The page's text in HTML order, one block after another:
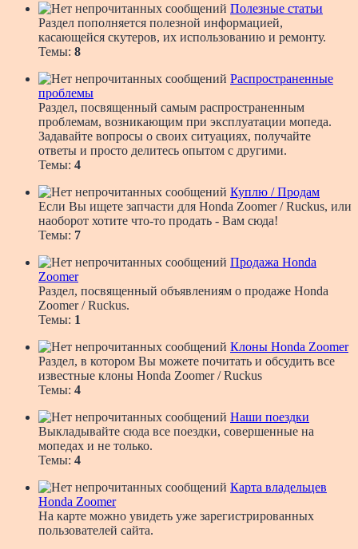
Полезные статьи
Раздел пополняется полезной информацией,
касающейся скутеров, их использованию и ремонту.
Темы: 8
Распространенные
проблемы
Раздел, посвященный самым распространенным
проблемам, возникающим при эксплуатации мопеда.
Задавайте вопросы о своих ситуациях, получайте
ответы и просто делитесь опытом с другими.
Темы: 4
Куплю / Продам
Если Вы ищете запчасти для Honda Zoomer / Ruckus, или
наоборот хотите что-то продать - Вам сюда!
Темы: 7
Продажа Honda
Zoomer
Раздел, посвященный объявлениям о продаже Honda
Zoomer / Ruckus.
Темы: 1
Клоны Honda Zoomer
Раздел, в котором Вы можете почитать и обсудить все
известные клоны Honda Zoomer / Ruckus
Темы: 4
Наши поездки
Выкладывайте сюда все поездки, совершенные на
мопедах и не только.
Темы: 4
Карта владельцев
Honda Zoomer
На карте можно увидеть уже зарегистрированных
пользователей сайта.